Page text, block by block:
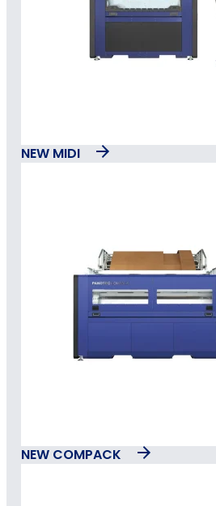
NEW MIDI
NEW COMPACK